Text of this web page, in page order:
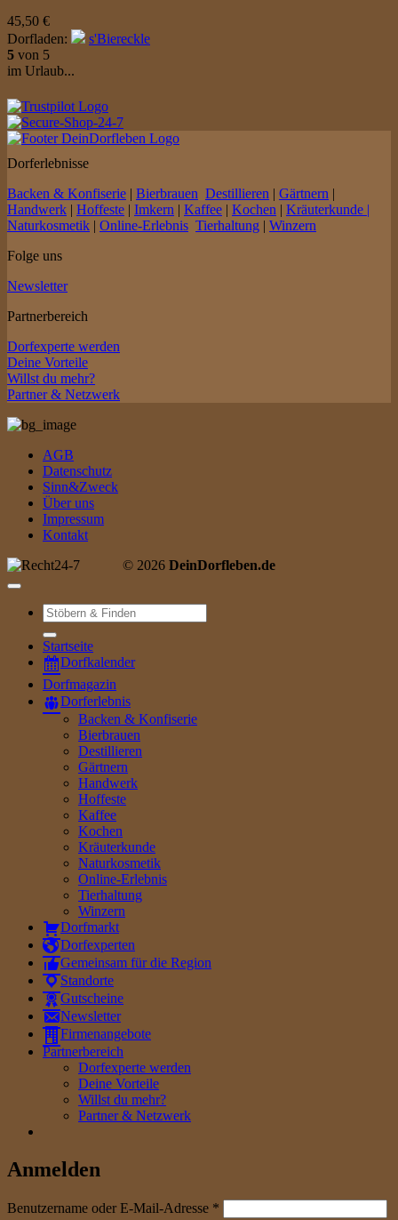
45,50 €
Dorfladen:
s'Biereckle
5 von 5
im Urlaub...
Dorferlebnisse
Backen & Konfiserie | Bierbrauen Destillieren | Gärtnern |
Handwerk | Hoffeste | Imkern | Kaffee | Kochen | Kräuterkunde |
Naturkosmetik | Online-Erlebnis Tierhaltung | Winzern
Folge uns
Newsletter
Partnerbereich
Dorfexperte werden
Deine Vorteile
Willst du mehr?
Partner & Netzwerk
AGB
Datenschutz
Sinn&Zweck
Über uns
Impressum
Kontakt
© 2026 DeinDorfleben.de
Suche
nach:
Startseite
Dorfkalender
Dorfmagazin
Dorferlebnis
Backen & Konfiserie
Bierbrauen
Destillieren
Gärtnern
Handwerk
Hoffeste
Kaffee
Kochen
Kräuterkunde
Naturkosmetik
Online-Erlebnis
Tierhaltung
Winzern
Dorfmarkt
Dorfexperten
Gemeinsam für die Region
Standorte
Gutscheine
Newsletter
Firmenangebote
Partnerbereich
Dorfexperte werden
Deine Vorteile
Willst du mehr?
Partner & Netzwerk
Anmelden
Benutzername oder E-Mail-Adresse *